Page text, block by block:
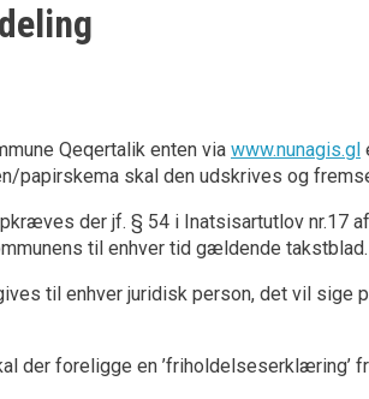
Qeqertalik enten via www.nunagis.gl
papirskema skal den udskrives og
der jf. § 54 i Inatsisartutlov nr.17
til enhver tid gældende takstblad.
til enhver juridisk person, det vil sige
der foreligge en ’friholdelseserklæring’